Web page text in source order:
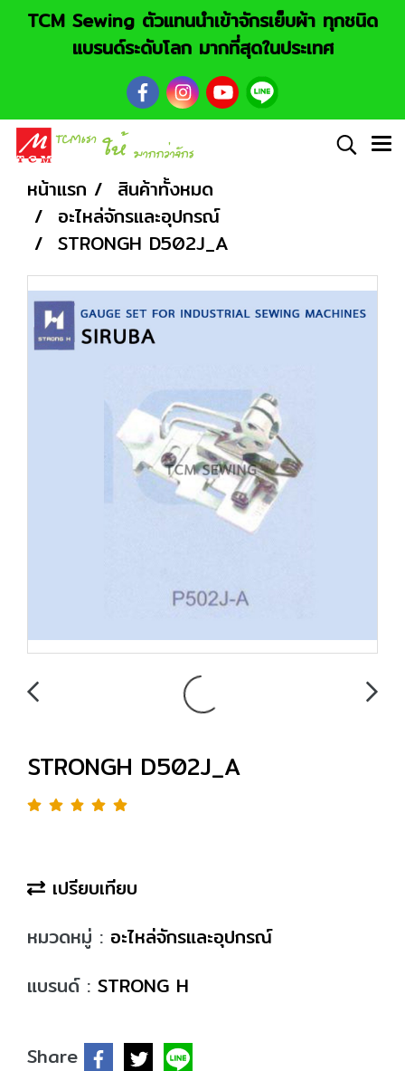
TCM Sewing ตัวแทนนำเข้าจักรเย็บผ้า ทุกชนิด
แบรนด์ระดับโลก มากที่สุดในประเทศ
หน้าแรก
สินค้าทั้งหมด
อะไหล่จักรและอุปกรณ์
STRONGH D502J_A
STRONGH D502J_A
เปรียบเทียบ
หมวดหมู่ : อะไหล่จักรและอุปกรณ์
แบรนด์ : STRONG H
Share